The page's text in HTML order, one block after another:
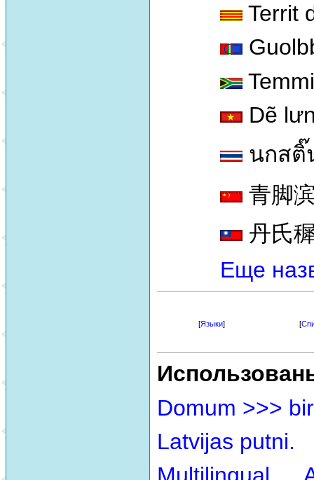
Territ
Dẽ
นกสติ๊
青脚
丹氏
Еще
[Языки] [
Domum >>>
Latvijas putni.